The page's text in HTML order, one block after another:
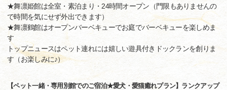
★舞凛姫館は全室・素泊まり・24時間オープン（門限もありませんの
で時間を気にせず外出できます）
★舞凛鶴館はオープンバーベキューでお庭でバーベキューを楽しめま
す
トップニュースはペット連れには嬉しい遊具付きドックランを創りま
す（お楽しみに♪）
【ペット一緒・専用別館でのご宿泊★愛犬・愛猫癒れプラン】ランクアップ